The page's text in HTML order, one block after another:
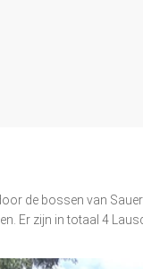
de bossen van
Er zijn in totaal 4